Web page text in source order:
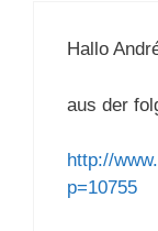
Hallo
aus der
http://
p=10755